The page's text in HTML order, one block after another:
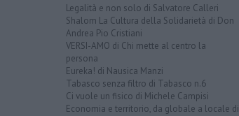
Legalità e non solo di Salvatore Calleri
Shalom La Cultura della Solidarietà di Don
Andrea Pio Cristiani
VERSI-AMO di Chi mette al centro la
persona
Eureka! di Nausica Manzi
Tabasco senza filtro di Tabasco n.6
Ci vuole un fisico di Michele Campisi
Economia e territorio, da globale a locale di